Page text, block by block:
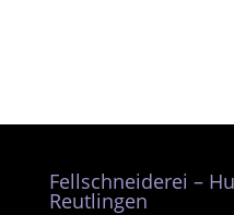
Fellschneiderei –
Reutlingen